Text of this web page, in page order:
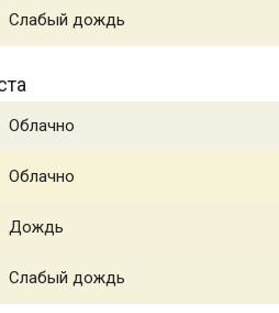
Слабый дождь
Облачно
Облачно
Дождь
Слабый дождь